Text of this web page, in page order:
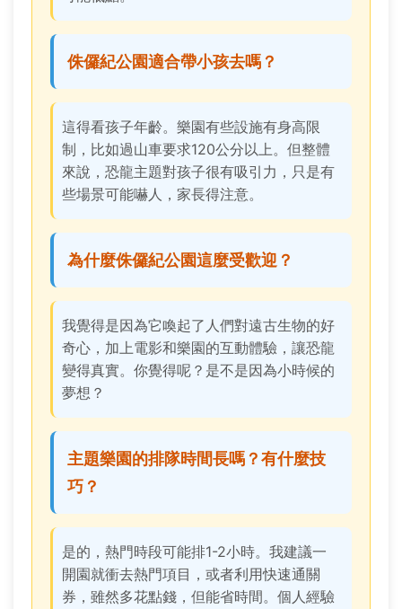
侏儸紀公園適合帶小孩去嗎？
這得看孩子年齡。樂園有些設施有身高限
制，比如過山車要求120公分以上。但整體
來說，恐龍主題對孩子很有吸引力，只是有
些場景可能嚇人，家長得注意。
為什麼侏儸紀公園這麼受歡迎？
我覺得是因為它喚起了人們對遠古生物的好
奇心，加上電影和樂園的互動體驗，讓恐龍
變得真實。你覺得呢？是不是因為小時候的
夢想？
主題樂園的排隊時間長嗎？有什麼技
巧？
是的，熱門時段可能排1-2小時。我建議一
開園就衝去熱門項目，或者利用快速通關
券，雖然多花點錢，但能省時間。個人經驗